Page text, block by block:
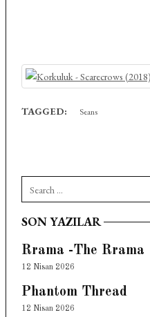
TAGGED: Seans
for:
SON YAZILAR
Rrama -The Rrama
12 Nisan 2026
Phantom Thread
12 Nisan 2026